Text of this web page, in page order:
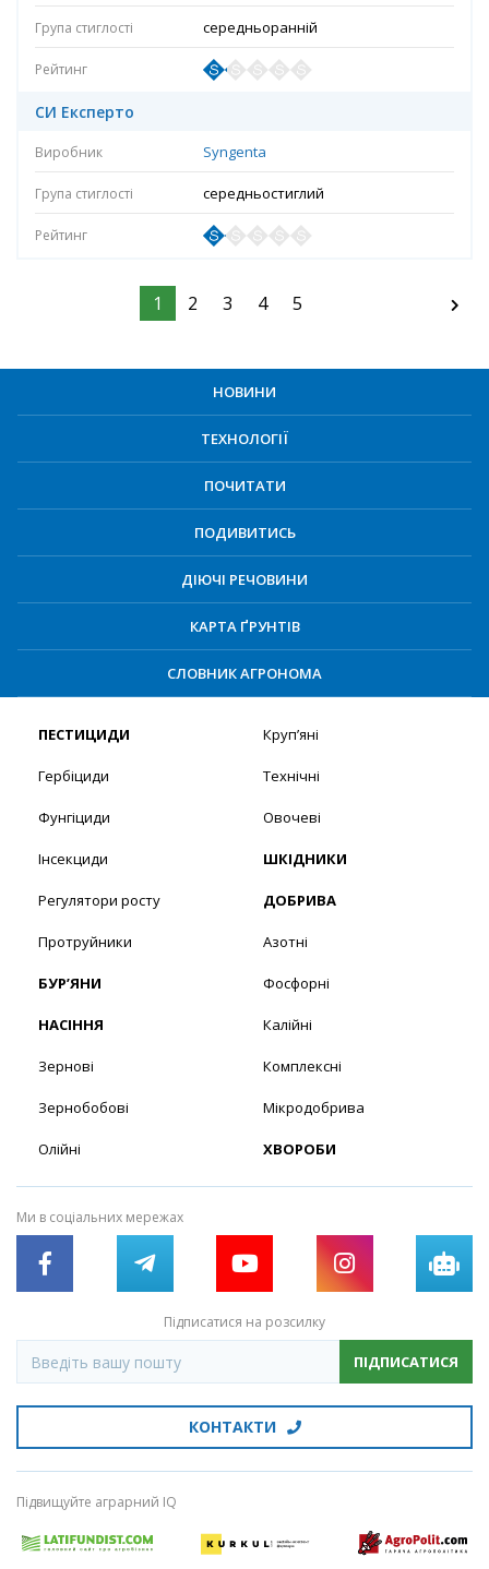
середньоранній
СИ Експерто
Syngenta
середньостиглий
1 2 3 4 5
НОВИНИ
ТЕХНОЛОГІЇ
ПОЧИТАТИ
ПОДИВИТИСЬ
ДІЮЧІ РЕЧОВИНИ
КАРТА ҐРУНТІВ
СЛОВНИК АГРОНОМА
ПЕСТИЦИДИ
Гербіциди
Фунгіциди
Інсекциди
Регулятори росту
Протруйники
БУР’ЯНИ
НАСІННЯ
Зернові
Зернобобові
Олійні
Круп’яні
Технічні
Овочеві
ШКІДНИКИ
ДОБРИВА
Азотні
Фосфорні
Калійні
Комплексні
Мікродобрива
ХВОРОБИ
Ми в соціальних мережах
Підписатися на розсилку
ПІДПИСАТИСЯ
КОНТАКТИ
Підвищуйте аграрний IQ